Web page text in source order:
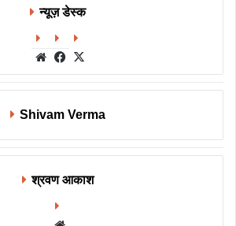
न्यूज़ डेस्क
WebsiteFacebook
Shivam Verma
श्रवण आकाश